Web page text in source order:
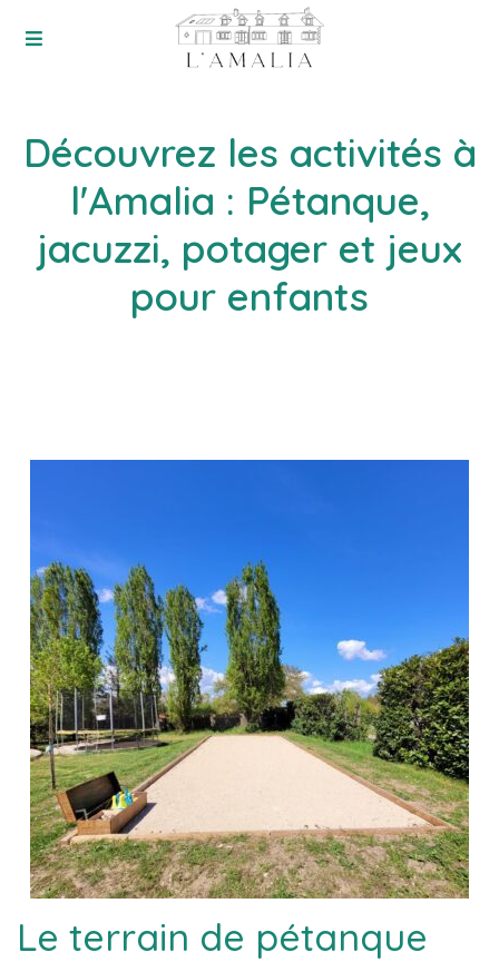
Découvrez les activités à
l'Amalia : Pétanque,
jacuzzi, potager et jeux
pour enfants
Le terrain de pétanque